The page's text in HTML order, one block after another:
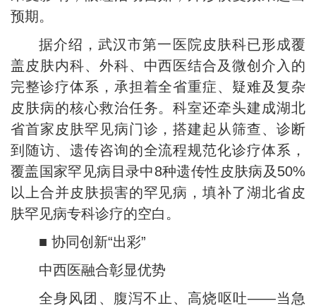
预期。
据介绍，武汉市第一医院皮肤科已形成覆
盖皮肤内科、外科、中西医结合及微创介入的
完整诊疗体系，承担着全省重症、疑难及复杂
皮肤病的核心救治任务。科室还牵头建成湖北
省首家皮肤罕见病门诊，搭建起从筛查、诊断
到随访、遗传咨询的全流程规范化诊疗体系，
覆盖国家罕见病目录中8种遗传性皮肤病及50%
以上合并皮肤损害的罕见病，填补了湖北省皮
肤罕见病专科诊疗的空白。
■ 协同创新“出彩”
中西医融合彰显优势
全身风团、腹泻不止、高烧呕吐——当急